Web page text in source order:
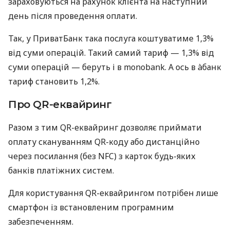
день після проведення оплати.
Так, у ПриватБанк така послуга коштуватиме 1,3%
від суми операцій. Такий самий тариф — 1,3% від
суми операцій — беруть і в monobank. А ось в àбанк
тариф становить 1,2%.
Про QR-еквайринг
Разом з тим QR-еквайринг дозволяє приймати
оплату скануванням QR-коду або дистанційно
через посилання (без NFC) з карток будь-яких
банків платіжних систем.
Для користування QR-еквайрингом потрібен лише
смартфон із встановленим програмним
забезпеченням.